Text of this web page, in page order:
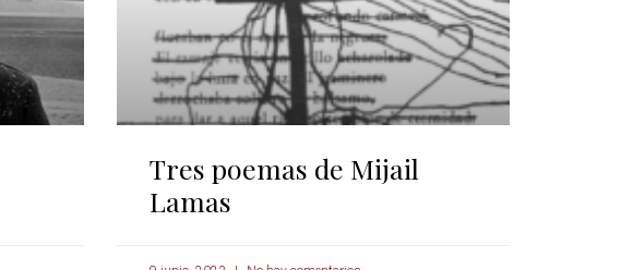
Tres poemas de Mijail
Lamas